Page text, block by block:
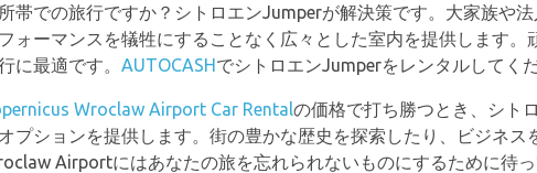
帯での旅行ですか？シトロエンJumperが解決策です。大家族や
ォーマンスを犠牲にすることなく広々とした室内を提供します
に最適です。 AUTOCASHでシトロエンJumperをレンタルしてくだ
Wroclaw Airport Car Rentalの価格で打ち勝つとき、シト
プションを提供します。街の豊かな歴史を探索したり、ビジネ
Airportにはあなたの旅を忘れられないものにするために待っ